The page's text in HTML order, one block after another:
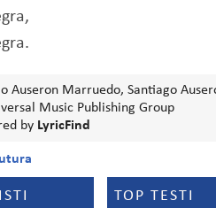
Auseron Marruedo, Santiago
Music Publishing Group
by LyricFind
TOP TESTI